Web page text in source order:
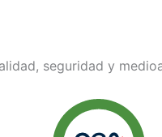
seguridad y